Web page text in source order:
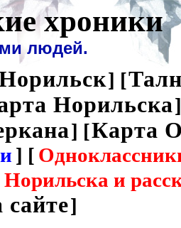
хроники
людей.
] [
Норильска
] [Карта
] [
и
]